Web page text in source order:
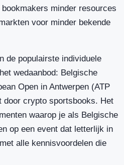
minder resources
voor minder bekende
de populairste individuele
wedaanbod: Belgische
Open in Antwerpen (ATP
door crypto sportsbooks. Het
waarop je als Belgische
op een event dat letterlijk in
alle kennisvoordelen die